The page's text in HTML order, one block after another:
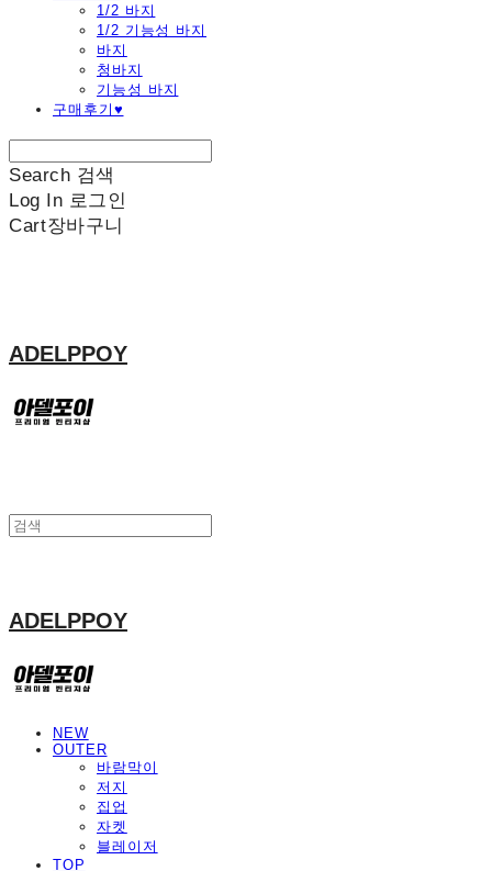
1/2 바지
1/2 기능성 바지
바지
청바지
기능성 바지
구매후기♥
Search 검색
Log In 로그인
Cart장바구니
ADELPPOY
ADELPPOY
NEW
OUTER
바람막이
저지
집업
자켓
블레이저
TOP